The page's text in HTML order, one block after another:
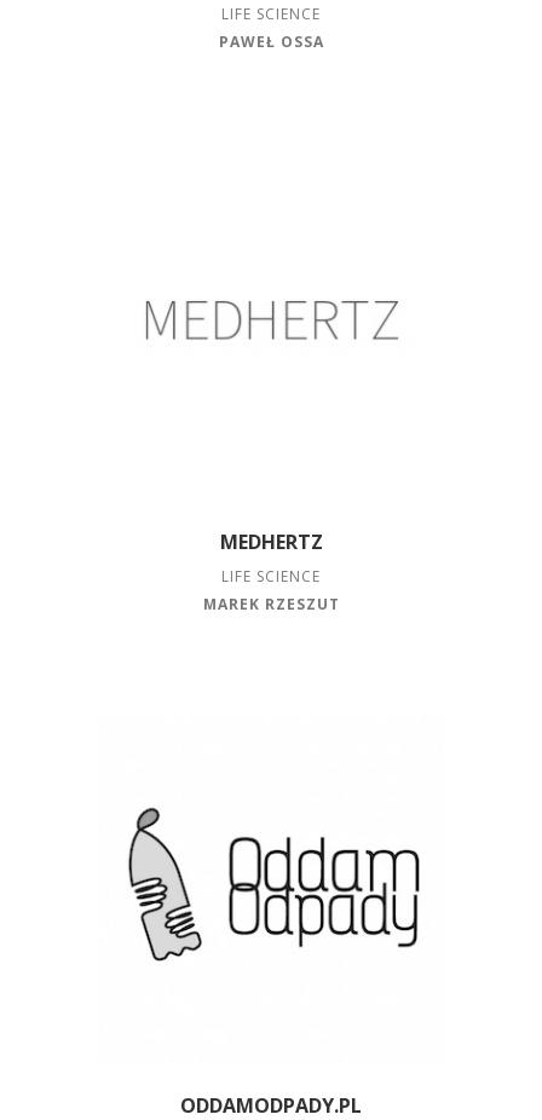
LIFE SCIENCE
PAWEŁ OSSA
MEDHERTZ
LIFE SCIENCE
MAREK RZESZUT
ODDAMODPADY.PL